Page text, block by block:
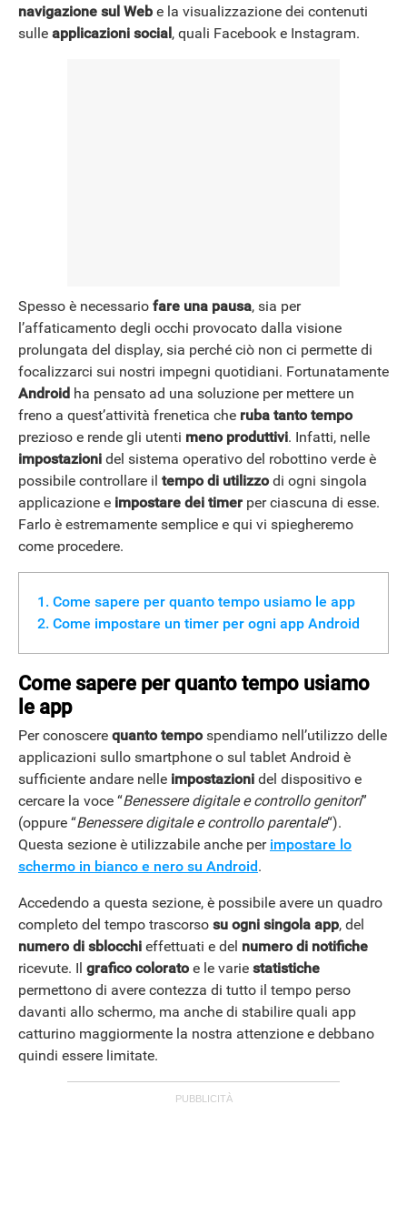
navigazione sul Web e la visualizzazione dei contenuti
sulle applicazioni social , quali Facebook e Instagram.
Spesso è necessario fare una pausa, sia per
l’affaticamento degli occhi provocato dalla visione
prolungata del display, sia perché ciò non ci permette di
focalizzarci sui nostri impegni quotidiani. Fortunatamente
Android ha pensato ad una soluzione per mettere un
freno a quest’attività frenetica che ruba tanto tempo
prezioso e rende gli utenti meno produttivi. Infatti, nelle
impostazioni del sistema operativo del robottino verde è
possibile controllare il tempo di utilizzodi ogni singola
applicazione e impostare dei timer per ciascuna di esse.
Farlo è estremamente semplice e qui vi spiegheremo
come procedere.
Come sapere per quanto tempo usiamo le app
Come impostare un timer per ogni app Android
Come sapere per quanto tempo usiamo
le app
Per conoscere quanto tempospendiamo nell’utilizzo delle
applicazioni sullo smartphone o sul tablet Android è
sufficiente andare nelle impostazioni del dispositivo e
cercare la voce “Benessere digitale e controllo genitori”
(oppure “Benessere digitale e controllo parentale“).
Questa sezione è utilizzabile anche per impostare lo
schermo in bianco e nero su Android.
Accedendo a questa sezione, è possibile avere un quadro
completo del tempo trascorso su ogni singola app, del
numero di sblocchi effettuati e del numero di notifiche
ricevute. Il grafico coloratoe le varie statistiche
permettono di avere contezza di tutto il tempo perso
davanti allo schermo, ma anche di stabilire quali app
catturino maggiormente la nostra attenzione e debbano
quindi essere limitate.